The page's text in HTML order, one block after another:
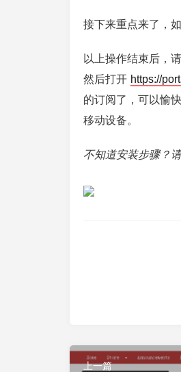
接下来重点来了，
以上操作结束后，
然后打开 https://
的订阅了，可以愉
移动设备。
不知道安装步骤？
上一篇